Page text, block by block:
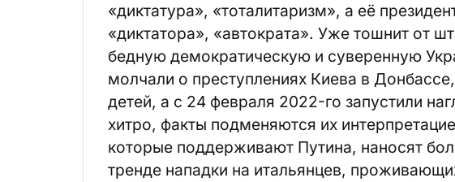
«диктатура», «тоталитаризм», а её
«диктатора», «автократа». Уже тошнит от
бедную демократическую и суверенную
молчали о преступлениях Киева в
детей, а с 24 февраля 2022-го запустили
хитро, факты подменяются их
которые поддерживают Путина, наносят
тренде нападки на итальянцев,